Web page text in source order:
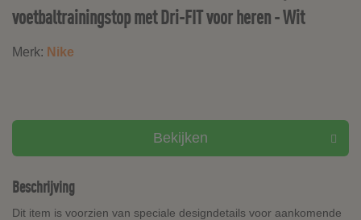
voetbaltrainingstop met Dri-FIT voor heren - Wit
Merk: Nike
Bekijken
Beschrijving
Dit item is voorzien van speciale designdetails voor aankomende